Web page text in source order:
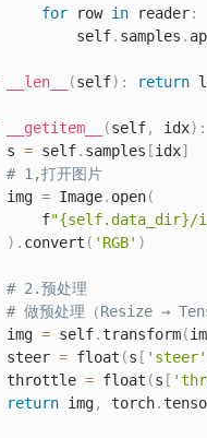
for row in reader:
self
. samples .
__len__ (self) : return
__getitem__ (self, idx) :
s
= self. samples [idx]
# 1,打开图片
img
= Image. open(
f
"{self.data_dir}/
) . convert ( 'RGB' )
# 2.预处理
# 做预处理（Resize →
img
= self. transform(
steer
= float (s [ 'steer'
throttle
= float (s [
return img, torch.